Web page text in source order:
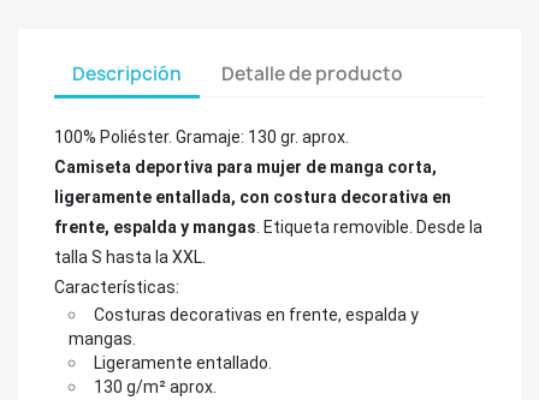
Descripción Detalle de producto
100% Poliéster. Gramaje: 130 gr. aprox.
Camiseta deportiva para mujer de manga corta,
ligeramente entallada, con costura decorativa en
frente, espalda y mangas . Etiqueta removible. Desde la
talla S hasta la XXL.
Características:
Costuras decorativas en frente, espalda y
mangas.
Ligeramente entallado.
130 g/m² aprox.